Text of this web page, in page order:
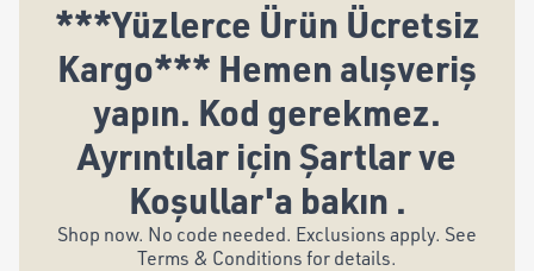
***Yüzlerce Ürün Ücretsiz
Kargo*** Hemen alışveriş
yapın. Kod gerekmez.
Ayrıntılar için Şartlar ve
Koşullar'a bakın .
Shop now. No code needed. Exclusions apply. See
Terms & Conditions for details.